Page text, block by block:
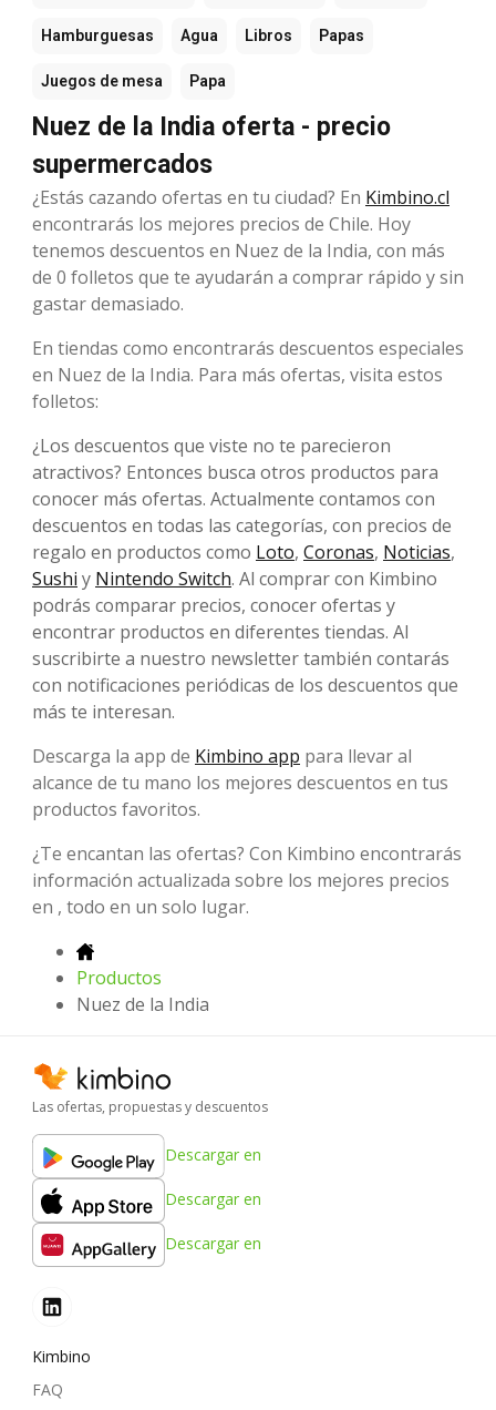
Hamburguesas Agua Libros Papas
Juegos de mesa Papa
Nuez de la India oferta - precio
supermercados
¿Estás cazando ofertas en tu ciudad? En Kimbino.cl
encontrarás los mejores precios de Chile. Hoy
tenemos descuentos en Nuez de la India, con más
de 0 folletos que te ayudarán a comprar rápido y sin
gastar demasiado.
En tiendas como encontrarás descuentos especiales
en Nuez de la India. Para más ofertas, visita estos
folletos:
¿Los descuentos que viste no te parecieron
atractivos? Entonces busca otros productos para
conocer más ofertas. Actualmente contamos con
descuentos en todas las categorías, con precios de
regalo en productos como Loto, Coronas, Noticias,
Sushi y Nintendo Switch. Al comprar con Kimbino
podrás comparar precios, conocer ofertas y
encontrar productos en diferentes tiendas. Al
suscribirte a nuestro newsletter también contarás
con notificaciones periódicas de los descuentos que
más te interesan.
Descarga la app de Kimbino app para llevar al
alcance de tu mano los mejores descuentos en tus
productos favoritos.
¿Te encantan las ofertas? Con Kimbino encontrarás
información actualizada sobre los mejores precios
en , todo en un solo lugar.
Productos
Nuez de la India
Las ofertas, propuestas y descuentos
Descargar en
Descargar en
Descargar en
Kimbino
FAQ